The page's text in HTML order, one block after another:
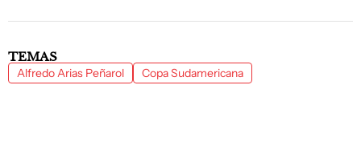
TEMAS
Alfredo Arias Peñarol Copa Sudamericana